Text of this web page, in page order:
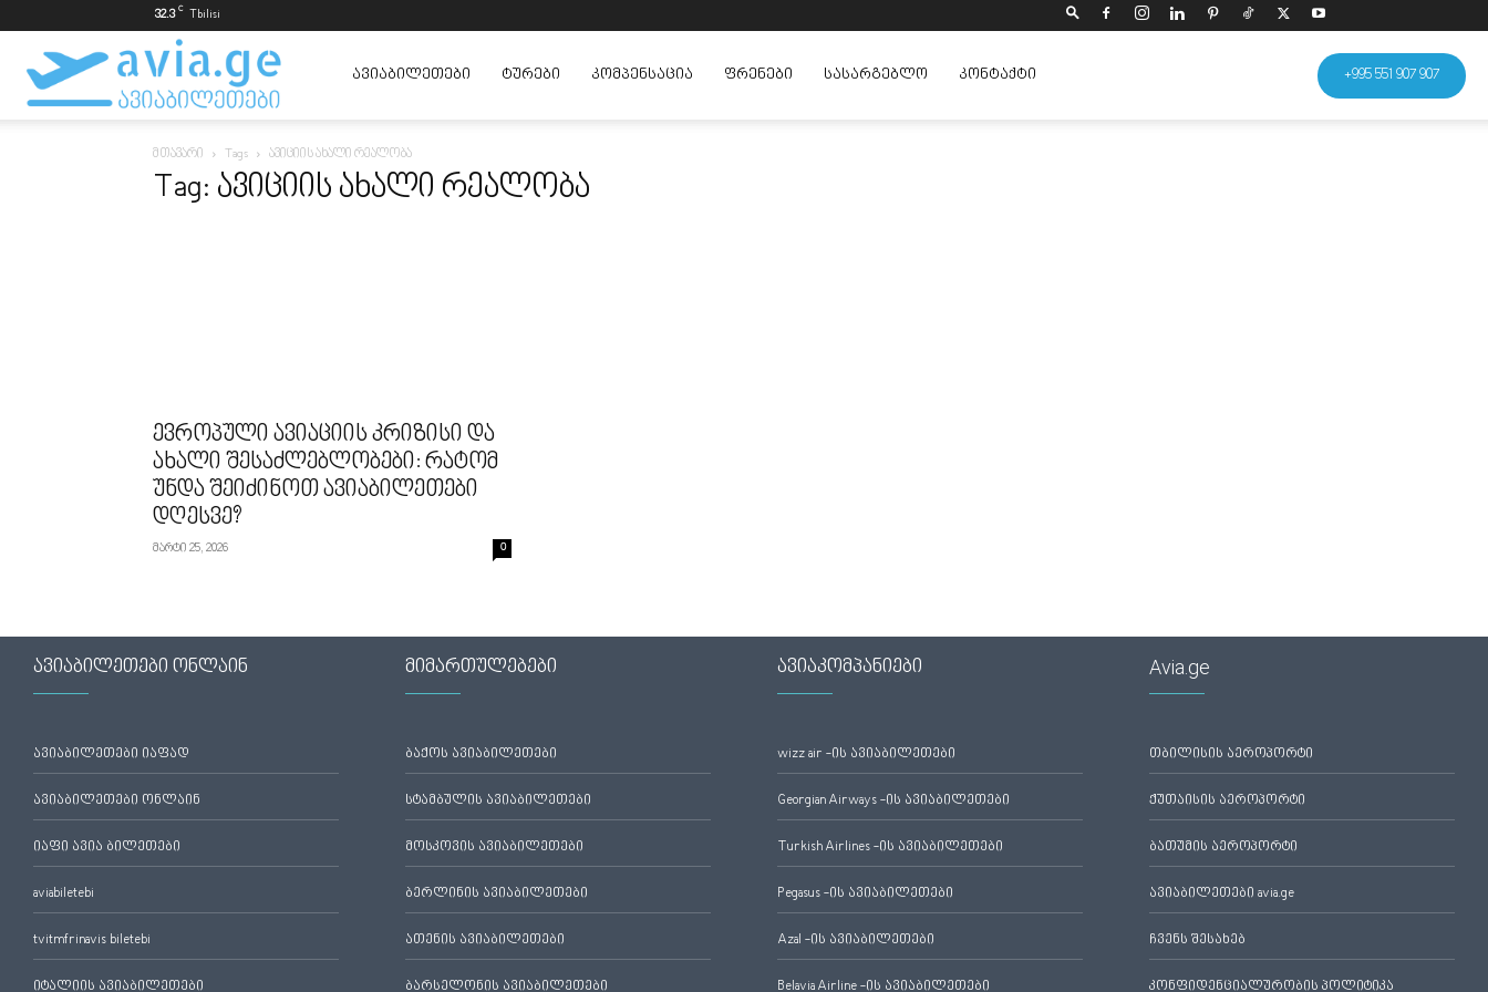
32.3 C Tbilisi
+995 551 907 907
ავიაბილეთები
ყველაზე
ᲐᲕᲘᲐᲑᲘᲚᲔᲗᲔᲑᲘ ᲢᲣᲠᲔᲑᲘ ᲙᲝᲛᲞᲔᲜᲡᲐᲪᲘᲐ ᲤᲠᲔᲜᲔᲑᲘ ᲡᲐᲡᲐᲠᲒᲔᲑᲚᲝ ᲙᲝᲜᲢᲐᲥᲢᲘ
მთავარი Tags ავიციის ახალი რეალობა
Tag: ავიციის ახალი რეალობა
ევროპული ავიაციის კრიზისი და
ახალი შესაძლებლობები: რატომ
უნდა შეიძინოთ ავიაბილეთები
დღესვე?
მარტი 25, 2026 0
ავიაბილეთები ონლაინ
ავიაბილეთები იაფად
ავიაბილეთები ონლაინ
იაფი ავია ბილეთები
aviabiletebi
tvitmfrinavis biletebi
იტალიის ავიაბილეთები
მიმართულებები
ბაქოს ავიაბილეთები
სტამბულის ავიაბილეთები
მოსკოვის ავიაბილეთები
ბერლინის ავიაბილეთები
ათენის ავიაბილეთები
ბარსელონის ავიაბილეთები
ავიაკომპანიები
wizz air -ის ავიაბილეთები
Georgian Airways -ის ავიაბილეთები
Turkish Airlines -ის ავიაბილეთები
Pegasus -ის ავიაბილეთები
Azal -ის ავიაბილეთები
Belavia Airline -ის ავიაბილეთები
Avia.ge
თბილისის აეროპორტი
ქუთაისის აეროპორტი
ბათუმის აეროპორტი
ავიაბილეთები avia.ge
ჩვენს შესახებ
კონფიდენციალურობის პოლიტიკა